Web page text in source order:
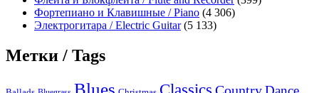
Фортепиано и Клавишные / Piano (4 306)
Электрогитара / Electric Guitar(5 133)
Метки / Tags